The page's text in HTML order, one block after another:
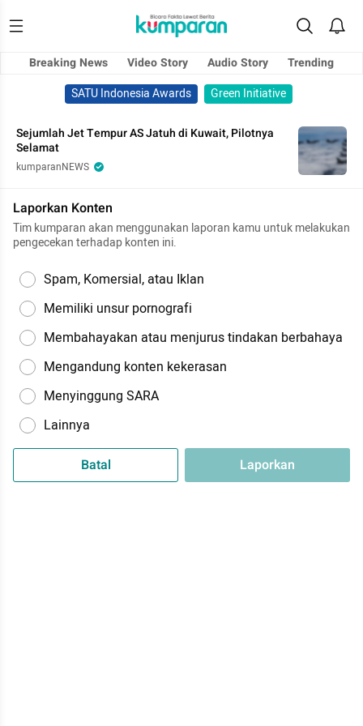
Breaking News Video Story Audio Story
Trending
SATU Indonesia Awards
Green Initiative
Sejumlah Jet Tempur AS Jatuh di Kuwait, Pilotnya
Selamat
kumparanNEWS
Laporkan Konten
Tim kumparan akan menggunakan laporan kamu untuk melakukan
pengecekan terhadap konten ini.
Spam, Komersial, atau Iklan
Memiliki unsur pornografi
Membahayakan atau menjurus tindakan berbahaya
Mengandung konten kekerasan
Menyinggung SARA
Lainnya
Batal Laporkan